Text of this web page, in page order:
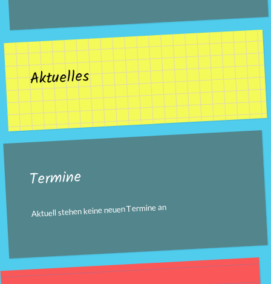
Aktuelles
Termine
Aktuell stehen keine neuen Termine an